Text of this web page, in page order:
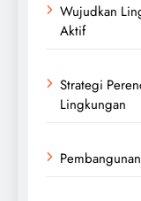
Wujudkan
Aktif
Strategi
Lingkungan